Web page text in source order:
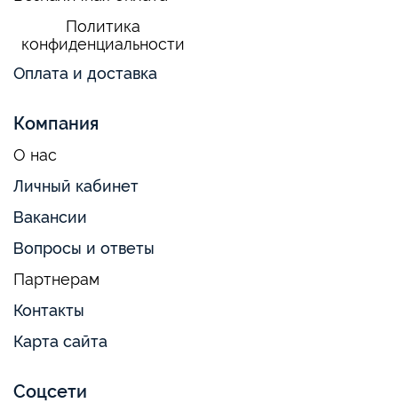
Политика
конфиденциальности
Оплата и доставка
Компания
О нас
Личный кабинет
Вакансии
Вопросы и ответы
Партнерам
Контакты
Карта сайта
Соцсети